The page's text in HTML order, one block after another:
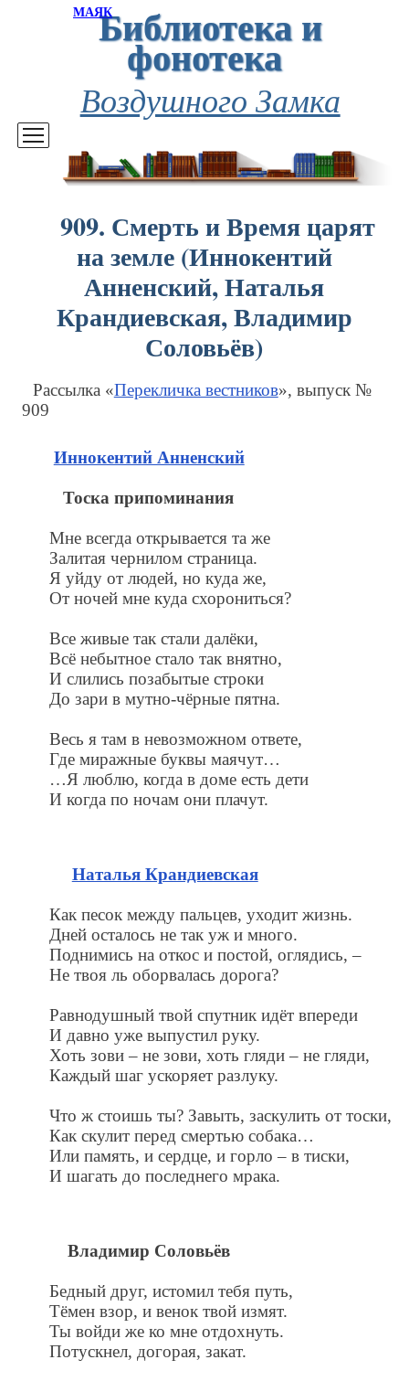
МАЯКБиблиотека и
фонотека
Воздушного Замка
909. Смерть и Время царят
на земле (Иннокентий
Анненский, Наталья
Крандиевская, Владимир
Соловьёв)
Рассылка «Перекличка вестников», выпуск №
909
Иннокентий Анненский
Тоска припоминания
Мне всегда открывается та же
Залитая чернилом страница.
Я уйду от людей, но куда же,
От ночей мне куда схорониться?
Все живые так стали далёки,
Всё небытное стало так внятно,
И слились позабытые строки
До зари в мутно-чёрные пятна.
Весь я там в невозможном ответе,
Где миражные буквы маячут…
…Я люблю, когда в доме есть дети
И когда по ночам они плачут.
Наталья Крандиевская
Как песок между пальцев, уходит жизнь.
Дней осталось не так уж и много.
Поднимись на откос и постой, оглядись, –
Не твоя ль оборвалась дорога?
Равнодушный твой спутник идёт впереди
И давно уже выпустил руку.
Хоть зови – не зови, хоть гляди – не гляди,
Каждый шаг ускоряет разлуку.
Что ж стоишь ты? Завыть, заскулить от тоски,
Как скулит перед смертью собака…
Или память, и сердце, и горло – в тиски,
И шагать до последнего мрака.
Владимир Соловьёв
Бедный друг, истомил тебя путь,
Тёмен взор, и венок твой измят.
Ты войди же ко мне отдохнуть.
Потускнел, догорая, закат.